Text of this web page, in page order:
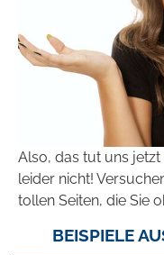
Also, das tut uns
leider nicht!
tollen Seiten, die Sie
BEISPIELE